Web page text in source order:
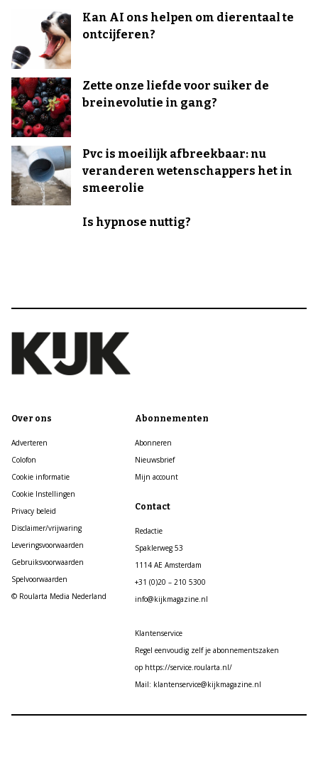
Kan AI ons helpen om dierentaal te
ontcijferen?
Zette onze liefde voor suiker de
breinevolutie in gang?
Pvc is moeilijk afbreekbaar: nu
veranderen wetenschappers het in
smeerolie
Is hypnose nuttig?
Over ons
Adverteren
Colofon
Cookie informatie
Cookie Instellingen
Privacy beleid
Disclaimer/vrijwaring
Leveringsvoorwaarden
Gebruiksvoorwaarden
Spelvoorwaarden
© Roularta Media Nederland
Abonnementen
Abonneren
Nieuwsbrief
Mijn account
Contact
Redactie
Spaklerweg 53
1114 AE Amsterdam
+31 (0)20 – 210 5300
info@kijkmagazine.nl
Klantenservice
Regel eenvoudig zelf je abonnementszaken
op https://service.roularta.nl/
Mail: klantenservice@kijkmagazine.nl